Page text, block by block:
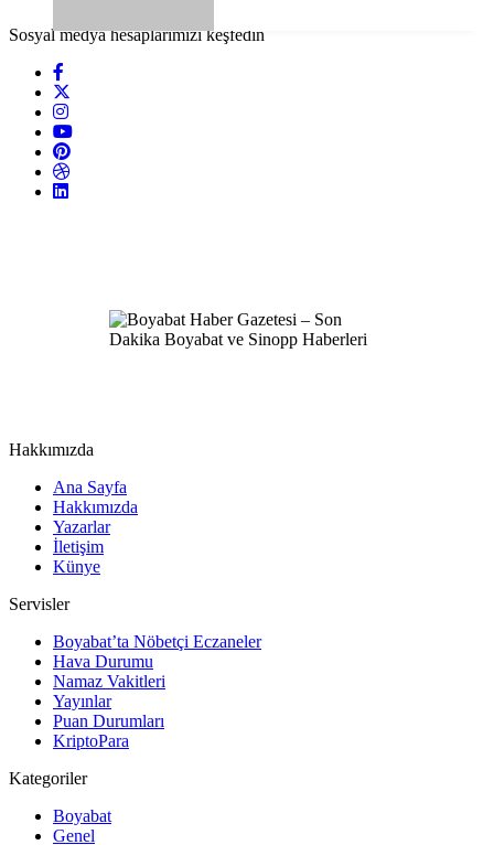
Sosyal medya hesaplarımızı keşfedin
Hakkımızda
Ana Sayfa
Hakkımızda
Yazarlar
İletişim
Künye
Servisler
Boyabat’ta Nöbetçi Eczaneler
Hava Durumu
Namaz Vakitleri
Yayınlar
Puan Durumları
KriptoPara
Kategoriler
Boyabat
Genel